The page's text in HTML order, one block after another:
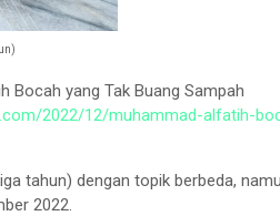
Bocah yang Tak Buang Sampah
2022/12/muhammad-alfatih-
tahun) dengan topik berbeda,
2022.